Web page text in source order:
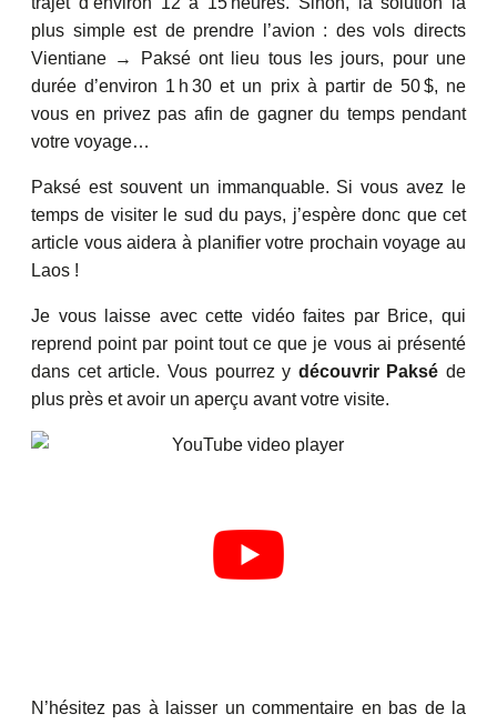
plus simple est de prendre l’avion : des vols directs
Vientiane → Paksé ont lieu tous les jours, pour une
durée d’environ 1 h 30 et un prix à partir de 50 $, ne
vous en privez pas afin de gagner du temps pendant
votre voyage…
Paksé est souvent un immanquable. Si vous avez le
temps de visiter le sud du pays, j’espère donc que cet
article vous aidera à planifier votre prochain voyage au
Laos !
Je vous laisse avec cette vidéo faites par Brice, qui
reprend point par point tout ce que je vous ai présenté
dans cet article. Vous pourrez y découvrir Paksé de
plus près et avoir un aperçu avant votre visite.
N’hésitez pas à laisser un commentaire en bas de la